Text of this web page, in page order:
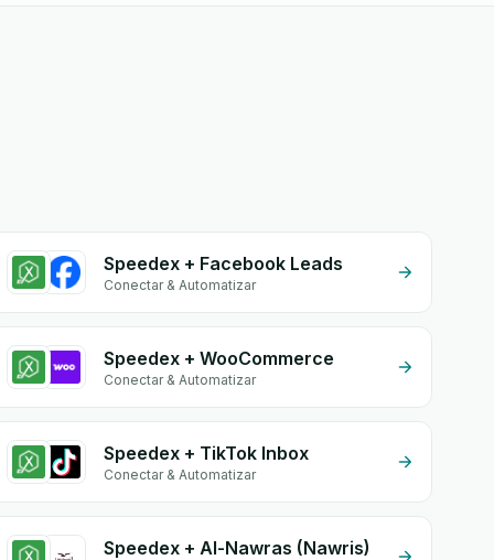
Speedex + Facebook Leads
Conectar & Automatizar
Speedex + WooCommerce
Conectar & Automatizar
Speedex + TikTok Inbox
Conectar & Automatizar
Speedex + Al-Nawras (Nawris)